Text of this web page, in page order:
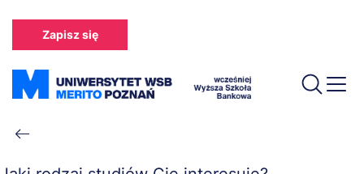
treści
Zapisz się
Ścieżka